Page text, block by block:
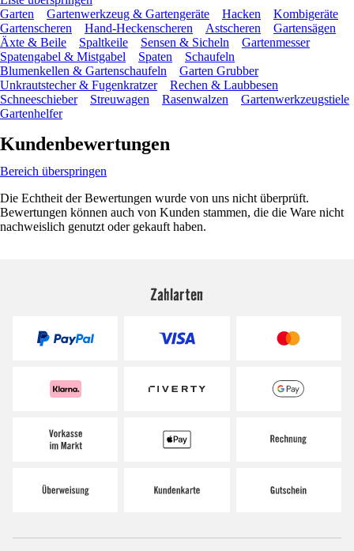
Garten
Gartenwerkzeug & Gartengeräte Hacken
Kombigeräte
Gartenscheren
Hand-Heckenscheren Astscheren
Gartensägen
Äxte & Beile
Spaltkeile Sensen & Sicheln
Gartenmesser
Spatengabel & Mistgabel
Spaten
Schaufeln
Blumenkellen & Gartenschaufeln
Garten Grubber
Unkrautstecher & Fugenkratzer
Rechen & Laubbesen
Schneeschieber
Streuwagen Rasenwalzen
Gartenwerkzeugstiele
Gartenhelfer
Kundenbewertungen
Bereich überspringen
Die Echtheit der Bewertungen wurde von uns nicht überprüft.
Bewertungen können auch von Kunden stammen, die die Ware nicht
nachweislich genutzt oder gekauft haben.
Zahlarten